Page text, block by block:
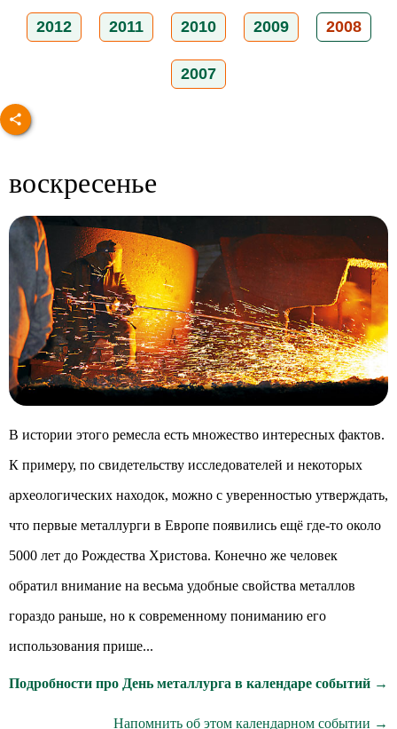
2012 2011 2010 2009 2008
2007
воскресенье
В истории этого ремесла есть множество интересных фактов.
К примеру, по свидетельству исследователей и некоторых
археологических находок, можно с уверенностью утверждать,
что первые металлурги в Европе появились ещё где-то около
5000 лет до Рождества Христова. Конечно же человек
обратил внимание на весьма удобные свойства металлов
гораздо раньше, но к современному пониманию его
использования прише...
Подробности про День металлурга в календаре событий →
Напомнить об этом календарном событии →